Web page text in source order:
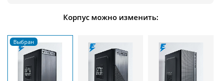
Корпус можно изменить: